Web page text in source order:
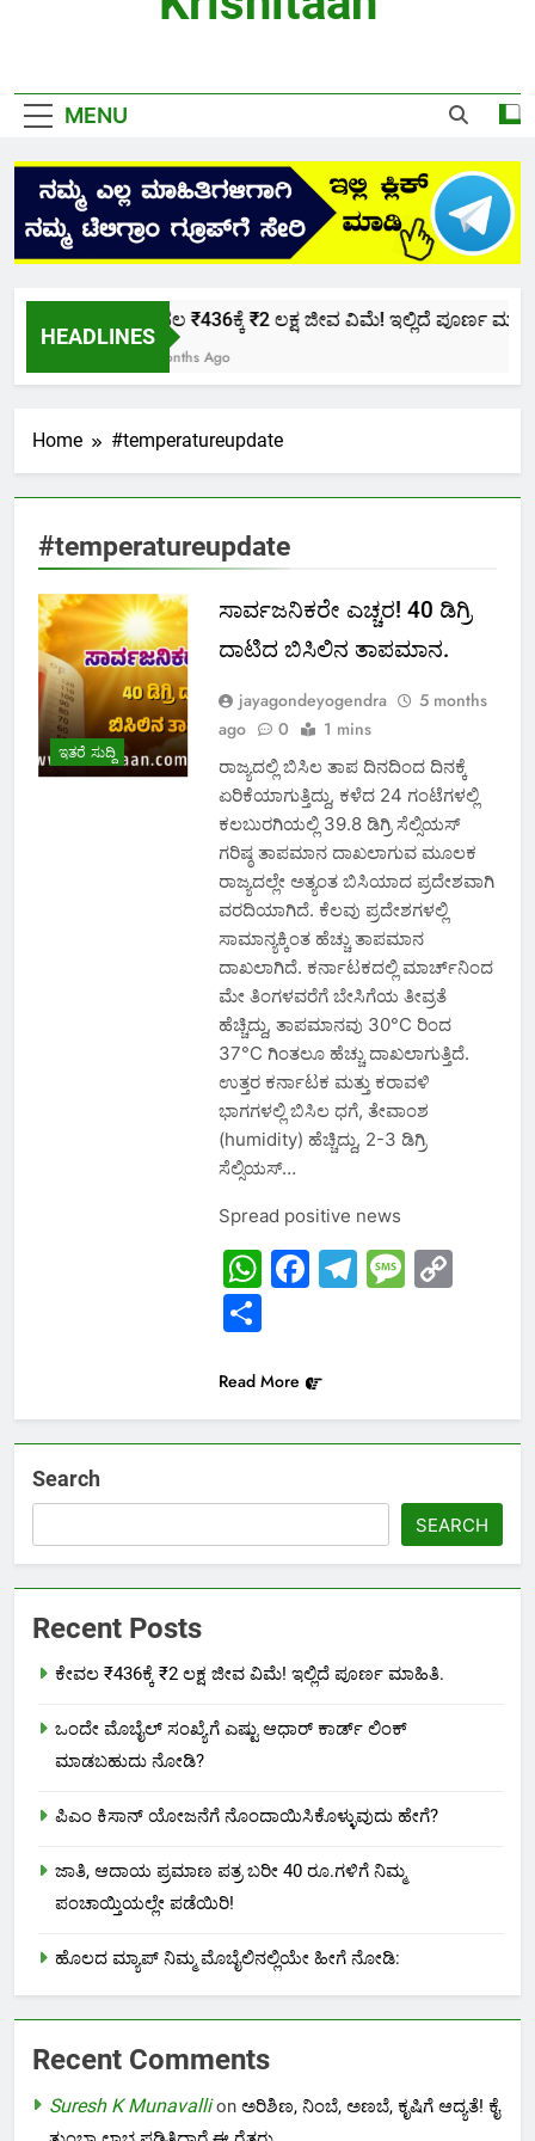
MENU
HEADLINES
ಕೇವಲ ₹436ಕ್ಕೆ ₹2 ಲಕ್ಷ ಜೀವ ವಿಮೆ! ಇಲ್ಲಿದೆ ಪೂರ್ಣ
2 Months Ago
Home #temperatureupdate
#temperatureupdate
ಇತರೆ ಸುದ್ದಿ
ಸಾರ್ವಜನಿಕರೇ ಎಚ್ಚರ! 40 ಡಿಗ್ರಿ
ದಾಟಿದ ಬಿಸಿಲಿನ ತಾಪಮಾನ.
jayagondeyogendra
5 months
ago
0 1 mins
ರಾಜ್ಯದಲ್ಲಿ ಬಿಸಿಲ ತಾಪ ದಿನದಿಂದ ದಿನಕ್ಕೆ
ಏರಿಕೆಯಾಗುತ್ತಿದ್ದು, ಕಳೆದ 24 ಗಂಟೆಗಳಲ್ಲಿ
ಕಲಬುರಗಿಯಲ್ಲಿ 39.8 ಡಿಗ್ರಿ ಸೆಲ್ಸಿಯಸ್‌
ಗರಿಷ್ಠ ತಾಪಮಾನ ದಾಖಲಾಗುವ ಮೂಲಕ
ರಾಜ್ಯದಲ್ಲೇ ಅತ್ಯಂತ ಬಿಸಿಯಾದ ಪ್ರದೇಶವಾಗಿ
ವರದಿಯಾಗಿದೆ. ಕೆಲವು ಪ್ರದೇಶಗಳಲ್ಲಿ
ಸಾಮಾನ್ಯಕ್ಕಿಂತ ಹೆಚ್ಚು ತಾಪಮಾನ
ದಾಖಲಾಗಿದೆ. ಕರ್ನಾಟಕದಲ್ಲಿ ಮಾರ್ಚ್‌ನಿಂದ
ಮೇ ತಿಂಗಳವರೆಗೆ ಬೇಸಿಗೆಯ ತೀವ್ರತೆ
ಹೆಚ್ಚಿದ್ದು, ತಾಪಮಾನವು 30°C ರಿಂದ
37°C ಗಿಂತಲೂ ಹೆಚ್ಚು ದಾಖಲಾಗುತ್ತಿದೆ.
ಉತ್ತರ ಕರ್ನಾಟಕ ಮತ್ತು ಕರಾವಳಿ
ಭಾಗಗಳಲ್ಲಿ ಬಿಸಿಲ ಧಗೆ, ತೇವಾಂಶ
(humidity) ಹೆಚ್ಚಿದ್ದು, 2-3 ಡಿಗ್ರಿ
ಸೆಲ್ಸಿಯಸ್…
Spread positive news
WhatsApp
Facebook
Telegram
Share
Read More
Search
SEARCH
Recent Posts
ಕೇವಲ ₹436ಕ್ಕೆ ₹2 ಲಕ್ಷ ಜೀವ ವಿಮೆ! ಇಲ್ಲಿದೆ ಪೂರ್ಣ ಮಾಹಿತಿ.
ಒಂದೇ ಮೊಬೈಲ್ ಸಂಖ್ಯೆಗೆ ಎಷ್ಟು ಆಧಾರ್ ಕಾರ್ಡ್ ಲಿಂಕ್
ಮಾಡಬಹುದು ನೋಡಿ?
ಪಿಎಂ ಕಿಸಾನ್ ಯೋಜನೆಗೆ ನೊಂದಾಯಿಸಿಕೊಳ್ಳುವುದು ಹೇಗೆ?
ಜಾತಿ, ಆದಾಯ ಪ್ರಮಾಣ ಪತ್ರ ಬರೀ 40 ರೂ.ಗಳಿಗೆ ನಿಮ್ಮ
ಪಂಚಾಯ್ತಿಯಲ್ಲೇ ಪಡೆಯಿರಿ!
ಹೊಲದ ಮ್ಯಾಪ್ ನಿಮ್ಮ ಮೊಬೈಲಿನಲ್ಲಿಯೇ ಹೀಗೆ ನೋಡಿ:
Recent Comments
Suresh K Munavallion ಅರಿಶಿಣ, ನಿಂಬೆ, ಅಣಬೆ, ಕೃಷಿಗೆ ಆದ್ಯತೆ! ಕೈ